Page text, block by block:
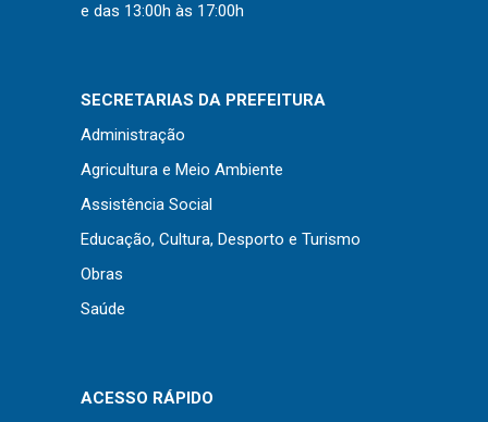
e das 13:00h às 17:00h
SECRETARIAS DA PREFEITURA
Administração
Agricultura e Meio Ambiente
Assistência Social
Educação, Cultura, Desporto e Turismo
Obras
Saúde
ACESSO RÁPIDO